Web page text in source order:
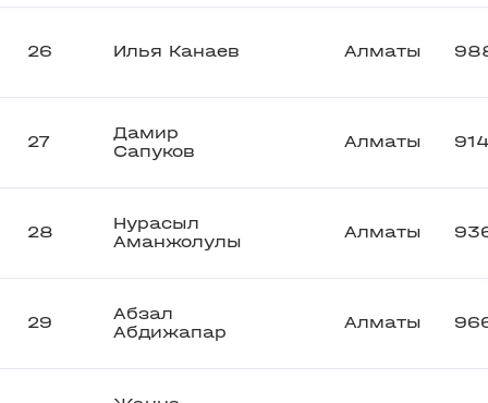
26 Илья Канаев Алматы
27
Дамир
Сапуков
Алматы
28
Нурасыл
Аманжолулы
Алматы
29
Абзал
Абдижапар
Алматы